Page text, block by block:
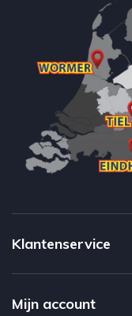
Klantenservice
Mijn account